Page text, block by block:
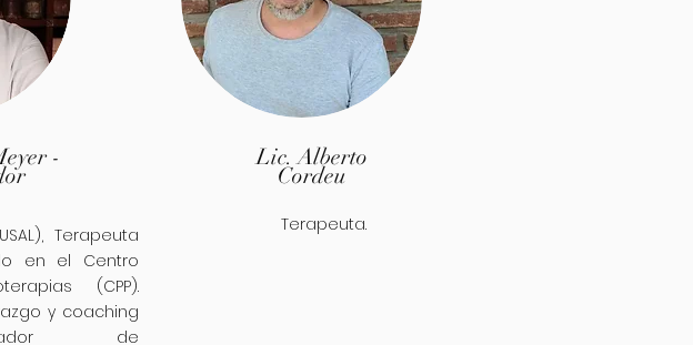
-
Terapeuta
en el Centro
(CPP).
y coaching
de
Lic. Alberto
Cordeu
Terapeuta.